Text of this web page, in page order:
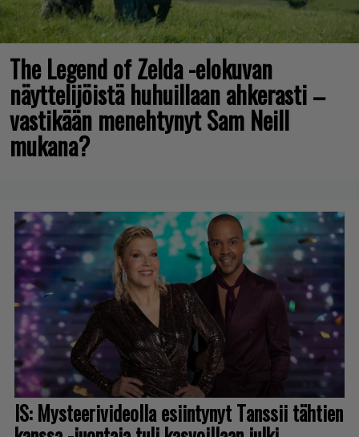
The Legend of Zelda -elokuvan
näyttelijöistä huhuillaan ahkerasti –
vastikään menehtynyt Sam Neill
mukana?